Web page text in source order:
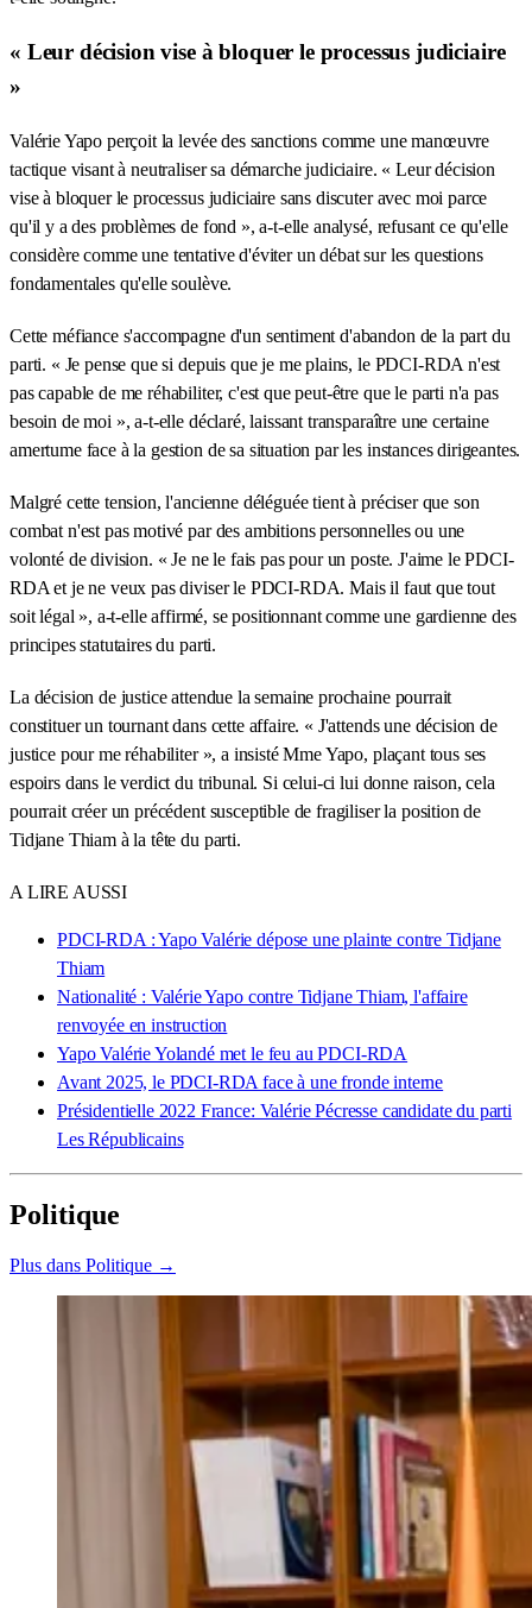
« Leur décision vise à bloquer le processus judiciaire
»
Valérie Yapo perçoit la levée des sanctions comme une manœuvre
tactique visant à neutraliser sa démarche judiciaire. « Leur décision
vise à bloquer le processus judiciaire sans discuter avec moi parce
qu'il y a des problèmes de fond », a-t-elle analysé, refusant ce qu'elle
considère comme une tentative d'éviter un débat sur les questions
fondamentales qu'elle soulève.
Cette méfiance s'accompagne d'un sentiment d'abandon de la part du
parti. « Je pense que si depuis que je me plains, le PDCI-RDA n'est
pas capable de me réhabiliter, c'est que peut-être que le parti n'a pas
besoin de moi », a-t-elle déclaré, laissant transparaître une certaine
amertume face à la gestion de sa situation par les instances dirigeantes.
Malgré cette tension, l'ancienne déléguée tient à préciser que son
combat n'est pas motivé par des ambitions personnelles ou une
volonté de division. « Je ne le fais pas pour un poste. J'aime le PDCI-
RDA et je ne veux pas diviser le PDCI-RDA. Mais il faut que tout
soit légal », a-t-elle affirmé, se positionnant comme une gardienne des
principes statutaires du parti.
La décision de justice attendue la semaine prochaine pourrait
constituer un tournant dans cette affaire. « J'attends une décision de
justice pour me réhabiliter », a insisté Mme Yapo, plaçant tous ses
espoirs dans le verdict du tribunal. Si celui-ci lui donne raison, cela
pourrait créer un précédent susceptible de fragiliser la position de
Tidjane Thiam à la tête du parti.
A LIRE AUSSI
PDCI-RDA : Yapo Valérie dépose une plainte contre Tidjane
Thiam
Nationalité : Valérie Yapo contre Tidjane Thiam, l'affaire
renvoyée en instruction
Yapo Valérie Yolandé met le feu au PDCI-RDA
Avant 2025, le PDCI-RDA face à une fronde interne
Présidentielle 2022 France: Valérie Pécresse candidate du parti
Les Républicains
Politique
Plus dans Politique →